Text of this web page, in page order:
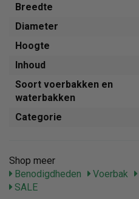
Breedte
Diameter
Hoogte
Inhoud
Soort voerbakken en
waterbakken
Categorie
Shop meer
Benodigdheden
Voerbak
SALE